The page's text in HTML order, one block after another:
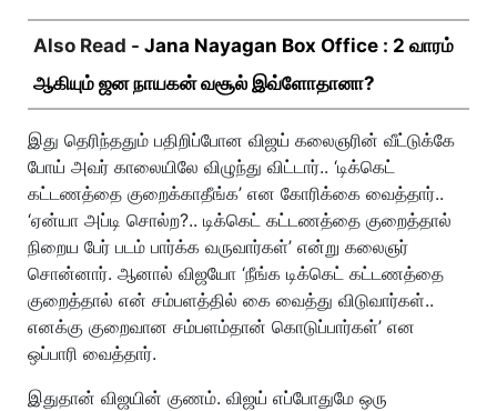
Also Read - Jana Nayagan Box Office : 2 வாரம்
ஆகியும் ஜன நாயகன் வசூல் இவ்ளோதானா?
இது தெரிந்ததும் பதிறிப்போன விஜய் கலைஞரின் வீட்டுக்கே
போய் அவர் காலையிலே விழுந்து விட்டார்.. ‘டிக்கெட்
கட்டணத்தை குறைக்காதீங்க’ என கோரிக்கை வைத்தார்..
‘ஏன்யா அப்டி சொல்ற?.. டிக்கெட் கட்டணத்தை குறைத்தால்
நிறைய பேர் படம் பார்க்க வருவார்கள்’ என்று கலைஞர்
சொன்னார். ஆனால் விஜயோ ‘நீங்க டிக்கெட் கட்டணத்தை
குறைத்தால் என் சம்பளத்தில் கை வைத்து விடுவார்கள்..
எனக்கு குறைவான சம்பளம்தான் கொடுப்பார்கள்’ என
ஒப்பாரி வைத்தார்.
இதுதான் விஜயின் குணம். விஜய் எப்போதுமே ஒரு